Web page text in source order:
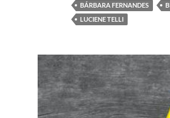
BÁRBARA FERNANDES
LUCIENE TELLI